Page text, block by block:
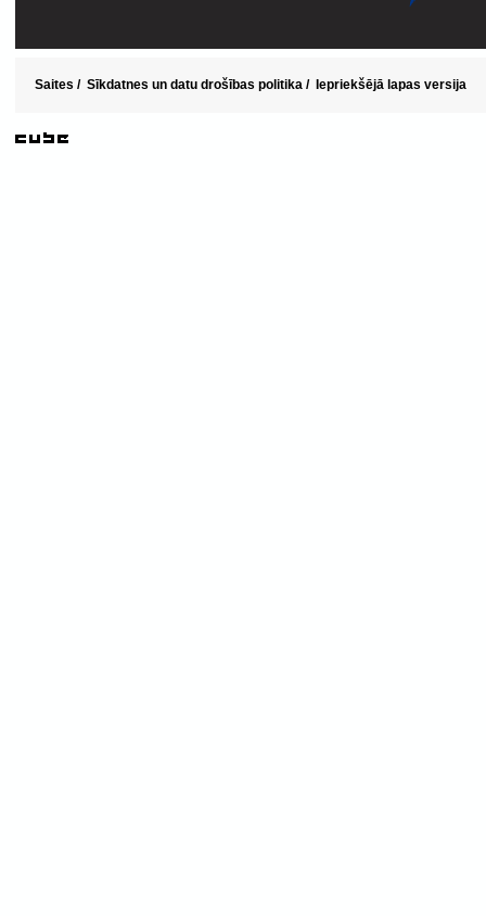
Saites / Sīkdatnes un datu drošības politika / Iepriekšējā lapas versija